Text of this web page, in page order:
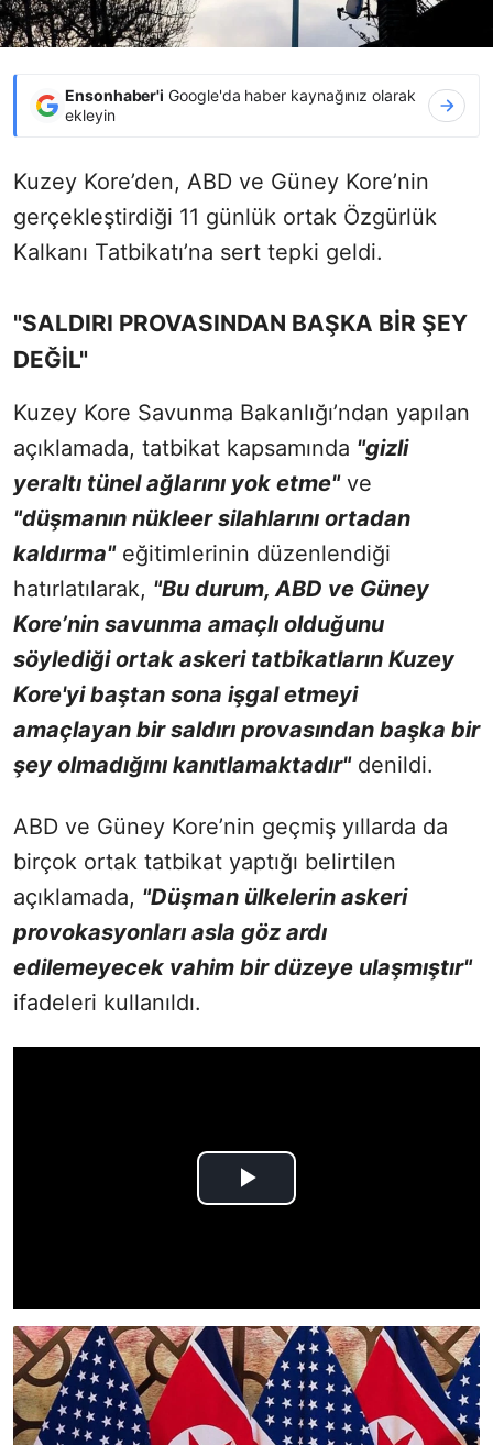
Ensonhaber'i Google'da haber kaynağınız olarak
ekleyin
Kuzey Kore’den, ABD ve Güney Kore’nin
gerçekleştirdiği 11 günlük ortak Özgürlük
Kalkanı Tatbikatı’na sert tepki geldi.
"SALDIRI PROVASINDAN BAŞKA BİR ŞEY
DEĞİL"
Kuzey Kore Savunma Bakanlığı’ndan yapılan
açıklamada, tatbikat kapsamında "gizli
yeraltı tünel ağlarını yok etme"ve
"düşmanın nükleer silahlarını ortadan
kaldırma"eğitimlerinin düzenlendiği
hatırlatılarak, "Bu durum, ABD ve Güney
Kore’nin savunma amaçlı olduğunu
söylediği ortak askeri tatbikatların Kuzey
Kore'yi baştan sona işgal etmeyi
amaçlayan bir saldırı provasından başka bir
şey olmadığını kanıtlamaktadır"denildi.
ABD ve Güney Kore’nin geçmiş yıllarda da
birçok ortak tatbikat yaptığı belirtilen
açıklamada, "Düşman ülkelerin askeri
provokasyonları asla göz ardı
edilemeyecek vahim bir düzeye ulaşmıştır"
ifadeleri kullanıldı.